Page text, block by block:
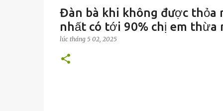
Đàn bà khi không được
nhất có tới 90% chị em thừa
lúc tháng 5 02, 2025